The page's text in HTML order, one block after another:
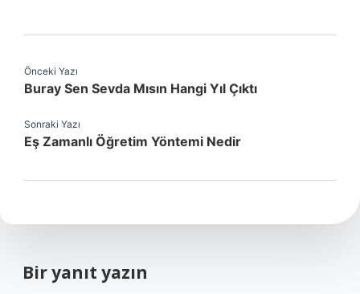
Önceki Yazı
Buray Sen Sevda Mısın Hangi Yıl Çıktı
Sonraki Yazı
Eş Zamanlı Öğretim Yöntemi Nedir
Bir yanıt yazın